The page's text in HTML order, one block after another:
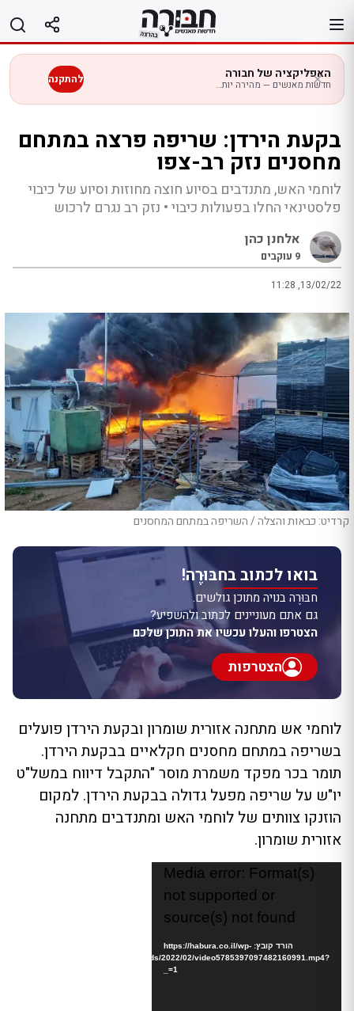
לתוכן
האפליקציה של חבורה
חדשות מאנשים — מהירה יותר בנייד להתקנה
בקעת הירדן: שריפה פרצה במתחם
מחסנים נזק רב-צפו
לוחמי האש, מתנדבים בסיוע חוצה מחוזות וסיוע של כיבוי
פלסטינאי החלו בפעולות כיבוי • נזק רב נגרם לרכוש
אלחנן כהן
9 עוקבים
11:28 ,13/02/22
קרדיט: כבאות והצלה / השריפה במתחם המחסנים
בואו לכתוב בחבּוּרֶה!
חבּוּרֶה בנויה מתוכן גולשים.
גם אתם מעוניינים לכתוב ולהשפיע?
הצטרפו והעלו עכשיו את התוכן שלכם
הצטרפות
לוחמי אש מתחנה אזורית שומרון ובקעת הירדן פועלים
בשריפה במתחם מחסנים חקלאיים בבקעת הירדן.
תומר בכר מפקד משמרת מוסר "התקבל דיווח במשל"ט
יו"ש על שריפה מפעל גדולה בבקעת הירדן. למקום
הוזנקו צוותים של לוחמי האש ומתנדבים מתחנה
אזורית שומרון.
Media error: Format(s)
not supported or
source(s) not found
הורד קובץ: https://habura.co.il/wp-
content/uploads/2022/02/video5785397097482160991.mp4?
_=1